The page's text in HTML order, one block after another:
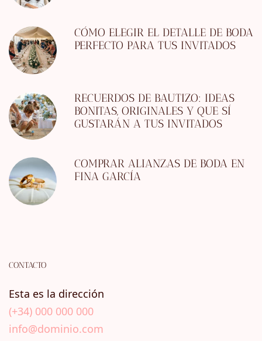
CÓMO ELEGIR EL DETALLE DE BODA
PERFECTO PARA TUS INVITADOS
RECUERDOS DE BAUTIZO: IDEAS
BONITAS, ORIGINALES Y QUE SÍ
GUSTARÁN A TUS INVITADOS
COMPRAR ALIANZAS DE BODA EN
FINA GARCÍA
CONTACTO
Esta es la dirección
(+34) 000 000 000
info@dominio.com